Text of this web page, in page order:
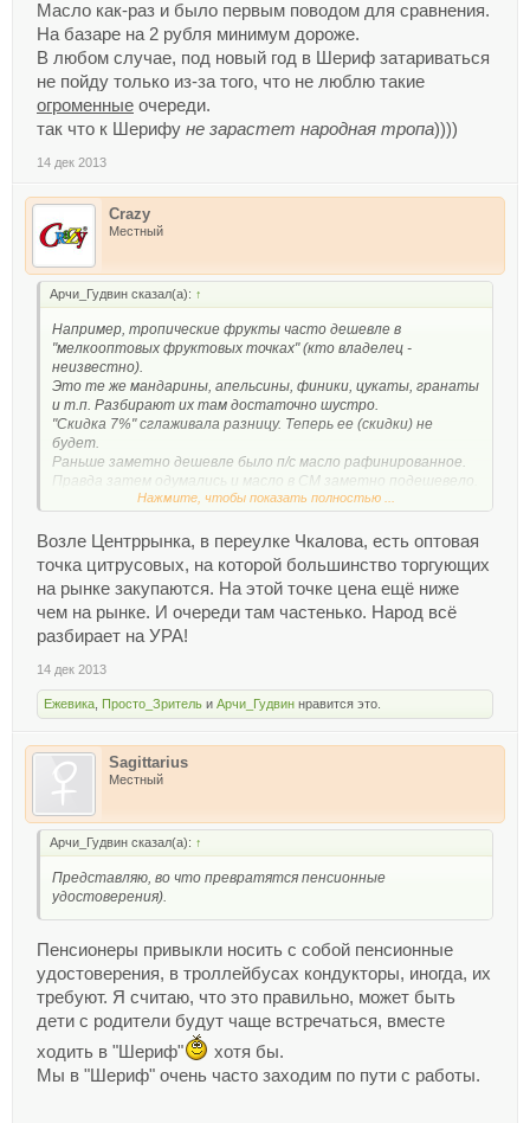
Масло как-раз и было первым поводом для сравнения.
На базаре на 2 рубля минимум дороже.
В любом случае, под новый год в Шериф затариваться
не пойду только из-за того, что не люблю такие
огроменные очереди.
так что к Шерифу не зарастет народная тропа))))
14 дек 2013
Crazy
Местный
Арчи_Гудвин сказал(а): ↑
Например, тропические фрукты часто дешевле в
"мелкооптовых фруктовых точках" (кто владелец -
неизвестно).
Это те же мандарины, апельсины, финики, цукаты, гранаты
и т.п. Разбирают их там достаточно шустро.
"Скидка 7%" сглаживала разницу. Теперь ее (скидки) не
будет.
Раньше заметно дешевле было п/с масло рафинированное.
Правда затем одумались и масло в СМ заметно подешевело.
Промолчу за сахар, который почти все закупают или на
Наверняка есть и другие примеры.
Нажмите, чтобы показать полностью ...
Возле Центррынка, в переулке Чкалова, есть оптовая
точка цитрусовых, на которой большинство торгующих
на рынке закупаются. На этой точке цена ещё ниже
чем на рынке. И очереди там частенько. Народ всё
разбирает на УРА!
14 дек 2013
Ежевика Просто_Зритель и Арчи_Гудвин нравится это.
Sagittarius
Местный
Арчи_Гудвин сказал(а): ↑
Представляю, во что превратятся пенсионные
удостоверения).
Пенсионеры привыкли носить с собой пенсионные
удостоверения, в троллейбусах кондукторы, иногда, их
требуют. Я считаю, что это правильно, может быть
дети с родители будут чаще встречаться, вместе
ходить в "Шериф"
хотя бы.
Мы в "Шериф" очень часто заходим по пути с работы.